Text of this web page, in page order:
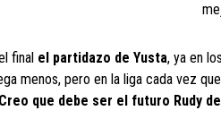
final el partidazo de Yusta, ya en
menos, pero en la liga cada vez
Creo que debe ser el futuro Rudy